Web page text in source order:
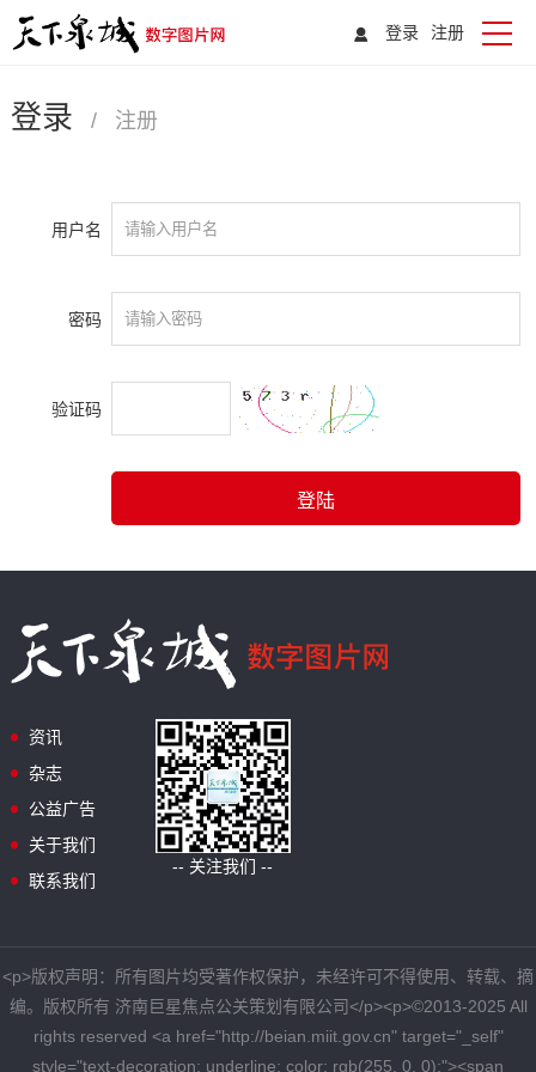
登录 注册
登录 / 注册
用户名
密码
验证码
资讯
杂志
公益广告
关于我们
联系我们
-- 关注我们 --
<p>版权声明：所有图片均受著作权保护，未经许可不得使用、转载、摘
编。版权所有 济南巨星焦点公关策划有限公司</p><p>©2013-2025 All
rights reserved <a href="http://beian.miit.gov.cn" target="_self"
style="text-decoration: underline; color: rgb(255, 0, 0);"><span